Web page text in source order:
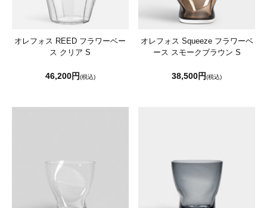
オレフォス REED フラワーベー
ス クリア S
46,200円(税込)
オレフォス Squeeze フラワーベ
ース スモークブラウン S
38,500円(税込)